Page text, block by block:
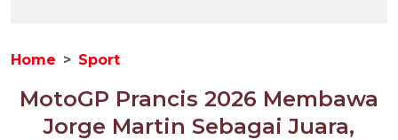
Home Sport
MotoGP Prancis 2026 Membawa
Jorge Martin Sebagai Juara,